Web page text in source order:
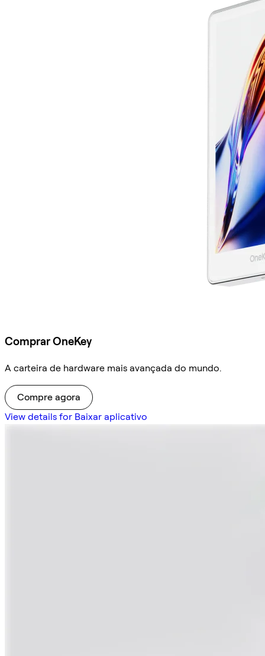
Comprar OneKey
A carteira de hardware mais avançada do mundo.
Compre agora
View details for Baixar aplicativo